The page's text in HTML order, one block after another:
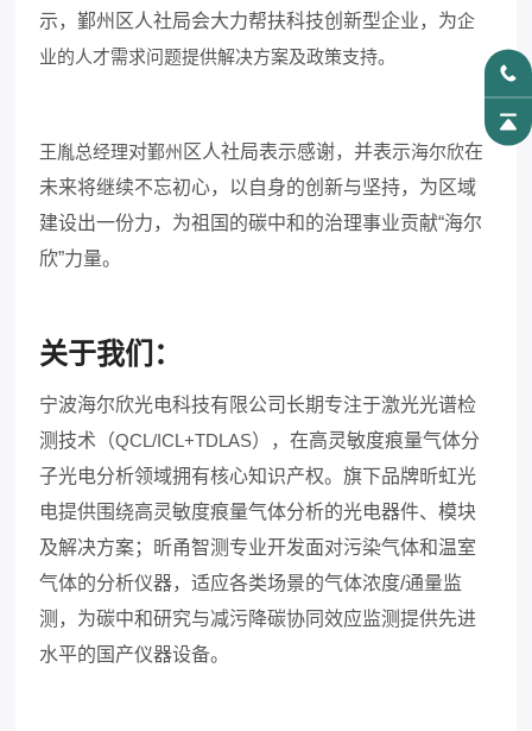
示，鄞州区人社局会大力帮扶科技创新型企业，为企
业的人才需求问题提供解决方案及政策支持。
王胤总经理对鄞州 区人社局表示感谢，并表示海尔欣在
未来将继续不忘初心，以自身的创新与坚持，为区域
建设出一份力， 为祖国的碳中和的治理事业贡献“海尔
欣”力量。
关于我们：
宁波海尔欣光电科技有限公司长期专注于激光光谱检
测技术（QCL/ICL+TDLAS），在高灵敏度痕量气体分
子光电分析领域拥有核心知识产权。旗下品牌昕虹光
电提供围绕高灵敏度痕量气体分析的光电器件、模块
及解决方案；昕甬智测专业开发面对污染气体和温室
气体的分析仪器，适应各类场景的气体浓度/通量监
测，为碳中和研究与减污降碳协同效应监测提供先进
水平的国产仪器设备。